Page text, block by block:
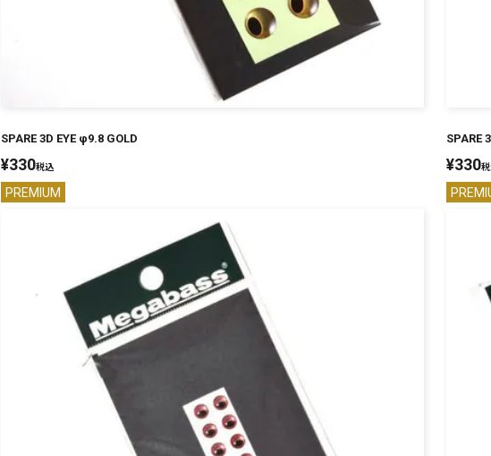
SPARE 3D EYE φ9.8 GOLD
¥330税込
PREMIUM
SPARE
¥330